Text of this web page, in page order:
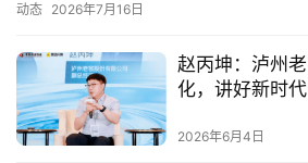
观
活
动
务实、行之有效的配套举措，全力提升市场
化改革再深入。坚持产品、价格、渠道、
动态 2026年7月16日
赵丙坤：泸州
化，讲好新时
2026年6月4日